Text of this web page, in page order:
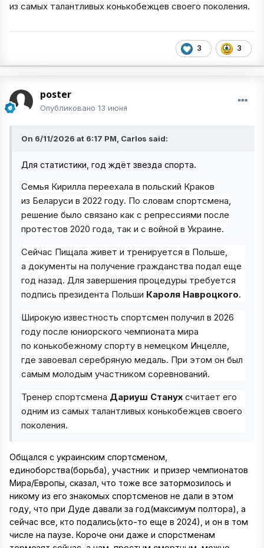
из самых талантливых конькобежцев своего поколения.
3 3
poster
Опубликовано 13 июня
On 6/11/2026 at 6:17 PM, Carlos said:
Для статистики, год ждёт звезда спорта.
Семья Кирилла переехала в польский Краков
из Беларуси в 2022 году. По словам спортсмена,
решение было связано как с репрессиями после
протестов 2020 года, так и с войной в Украине.
Сейчас Пищала живет и тренируется в Польше,
а документы на получение гражданства подал еще
год назад. Для завершения процедуры требуется
подпись президента Польши Кароля Навроцкого.
Широкую известность спортсмен получил в 2026
году после юниорского чемпионата мира
по конькобежному спорту в немецком Инцелле,
где завоевал серебряную медаль. При этом он был
самым молодым участником соревнований.
Тренер спортсмена Дариуш Станух считает его
одним из самых талантливых конькобежцев своего
поколения.
Общался с украинским спортсменом,
единоборства(борьба), участник и призер чемпионатов
Мира/Европы, сказал, что тоже все затормозилось и
никому из его знакомых спортсменов не дали в этом
году, что при Дуде давали за год(максимум полтора), а
сейчас все, кто подались(кто-то еще в 2024), и он в том
числе на паузе. Короче они даже и спорстменам